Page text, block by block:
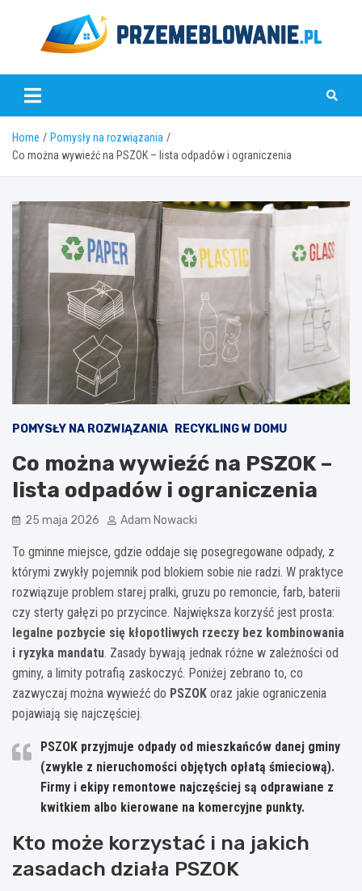
www.przemeblowanie.pl
Home
Pomysły na rozwiązania
Co można wywieźć na PSZOK – lista odpadów i ograniczenia
POMYSŁY NA ROZWIĄZANIA RECYKLING W DOMU
Co można wywieźć na PSZOK –
lista odpadów i ograniczenia
25 maja 2026 Adam Nowacki
To gminne miejsce, gdzie oddaje się posegregowane odpady, z
którymi zwykły pojemnik pod blokiem sobie nie radzi. W praktyce
rozwiązuje problem starej pralki, gruzu po remoncie, farb, baterii
czy sterty gałęzi po przycince. Największa korzyść jest prosta:
legalne pozbycie się kłopotliwych rzeczy bez kombinowania
i ryzyka mandatu. Zasady bywają jednak różne w zależności od
gminy, a limity potrafią zaskoczyć. Poniżej zebrano to, co
zazwyczaj można wywieźć do PSZOK oraz jakie ograniczenia
pojawiają się najczęściej.
PSZOK przyjmuje odpady od mieszkańców danej gminy
(zwykle z nieruchomości objętych opłatą śmieciową).
Firmy i ekipy remontowe najczęściej są odprawiane z
kwitkiem albo kierowane na komercyjne punkty.
Kto może korzystać i na jakich
zasadach działa PSZOK